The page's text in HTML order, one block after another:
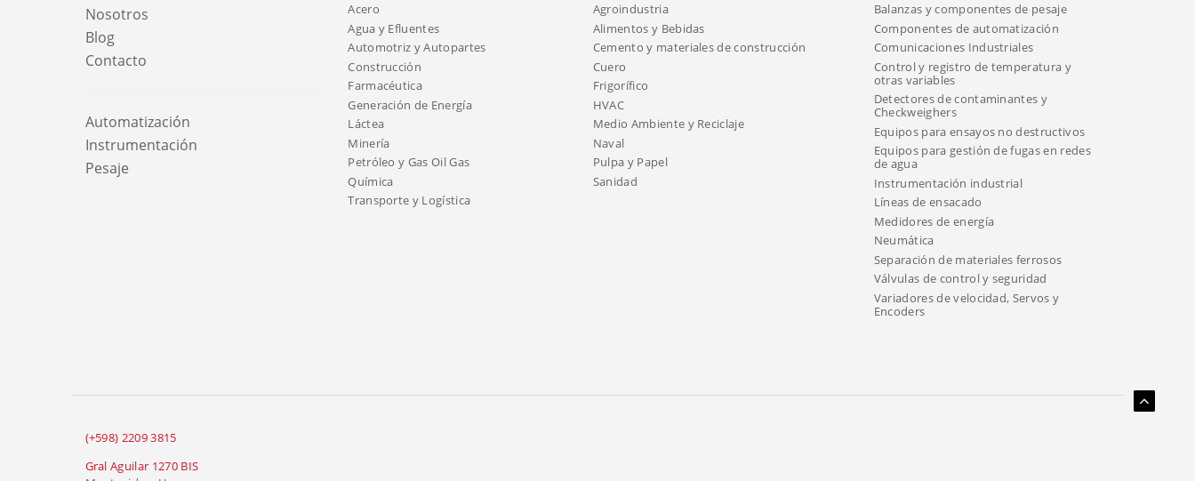
Nosotros
Blog
Contacto
Automatización
Instrumentación
Pesaje
Acero
Agroindustria
Agua y Efluentes
Alimentos y Bebidas
Automotriz y Autopartes
Cemento y materiales de construcción
Construcción
Cuero
Farmacéutica
Frigorífico
Generación de Energía
HVAC
Láctea
Medio Ambiente y Reciclaje
Minería
Naval
Petróleo y Gas Oil Gas
Pulpa y Papel
Química
Sanidad
Transporte y Logística
Balanzas y componentes de pesaje
Componentes de automatización
Comunicaciones Industriales
Control y registro de temperatura y
otras variables
Detectores de contaminantes y
Checkweighers
Equipos para ensayos no destructivos
Equipos para gestión de fugas en redes
de agua
Instrumentación industrial
Líneas de ensacado
Medidores de energía
Neumática
Separación de materiales ferrosos
Válvulas de control y seguridad
Variadores de velocidad, Servos y
Encoders
(+598) 2209 3815
Gral Aguilar 1270 BIS